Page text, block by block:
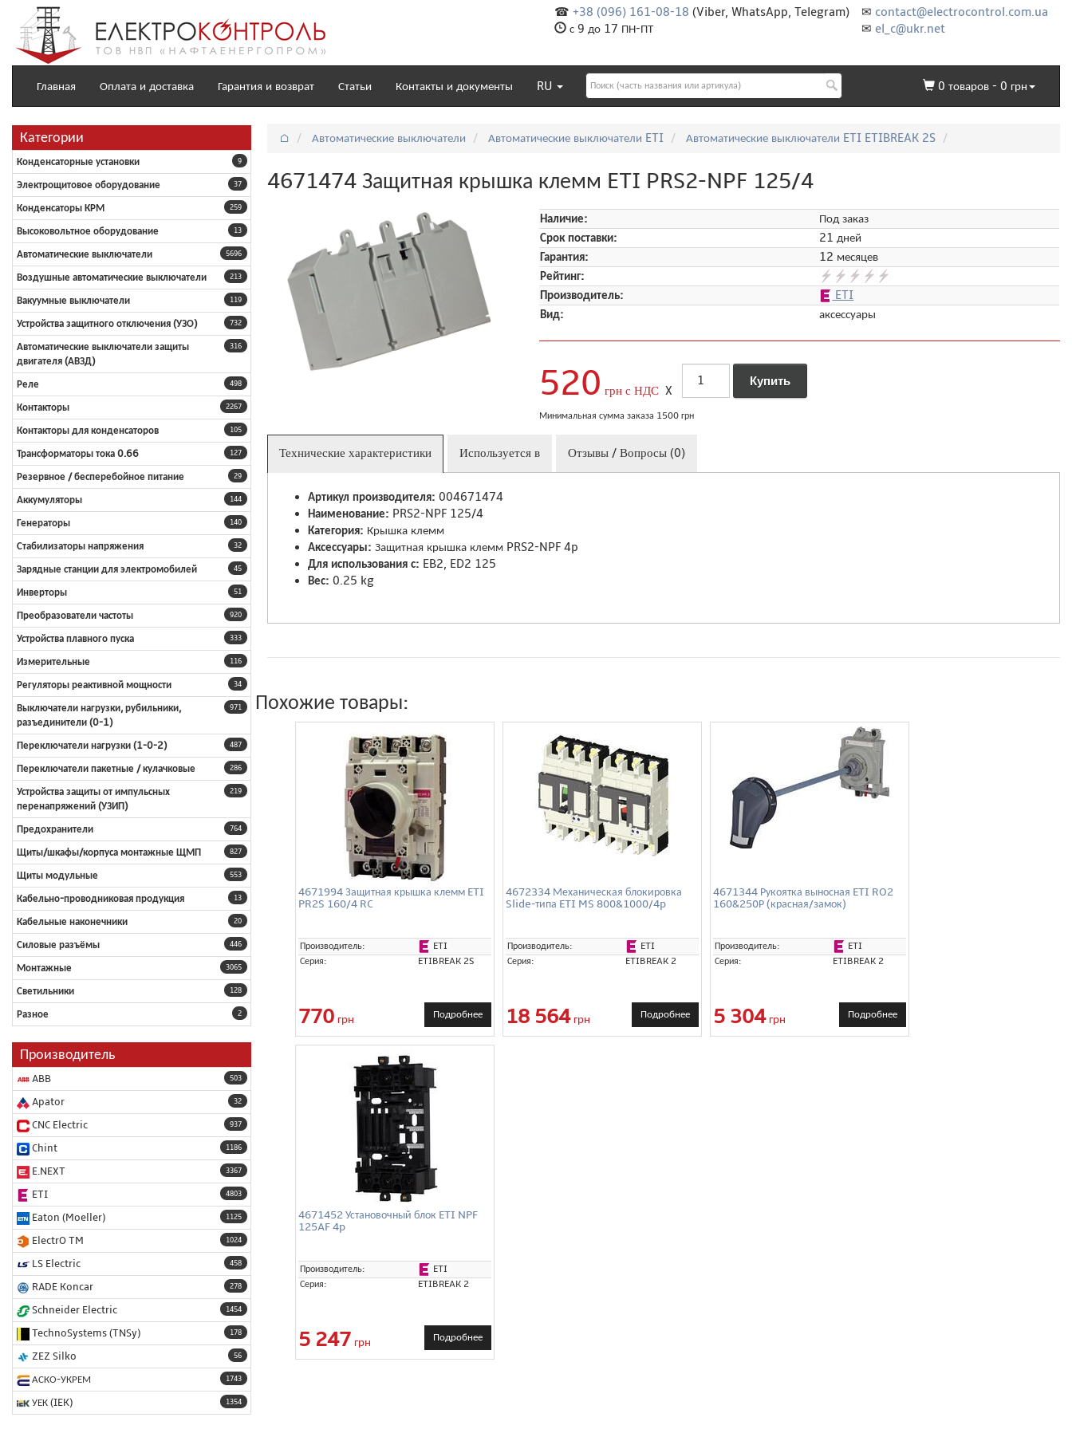
✉ contact@electrocontrol.com.ua
✉ el_c@ukr.net
☎ +38 (096) 161-08-18 (Viber, WhatsApp, Telegram)
с 9 до 17 ПН-ПТ
Главная Оплата и доставка Гарантия и возврат Статьи Контакты и документы RU 0 товаров - 0 грн
Категории
9
Конденсаторные установки
37
Электрощитовое оборудование
259
Конденсаторы КРМ
13
Высоковольтное оборудование
5696
Автоматические выключатели
213
Воздушные автоматические выключатели
119
Вакуумные выключатели
732
Устройства защитного отключения (УЗО)
316
Автоматические выключатели защиты
двигателя (АВЗД)
498
Реле
2267
Контакторы
105
Контакторы для конденсаторов
127
Трансформаторы тока 0.66
29
Резервное / бесперебойное питание
144
Аккумуляторы
140
Генераторы
32
Стабилизаторы напряжения
45
Зарядные станции для электромобилей
51
Инверторы
920
Преобразователи частоты
333
Устройства плавного пуска
116
Измерительные
34
Регуляторы реактивной мощности
971
Выключатели нагрузки, рубильники,
разъединители (0-1)
487
Переключатели нагрузки (1-0-2)
286
Переключатели пакетные / кулачковые
219
Устройства защиты от импульсных
перенапряжений (УЗИП)
764
Предохранители
827
Щиты/шкафы/корпуса монтажные ЩМП
553
Щиты модульные
13
Кабельно-проводниковая продукция
20
Кабельные наконечники
446
Силовые разъёмы
3065
Монтажные
128
Светильники
2
Разное
Производитель
503
ABB
32
Apator
937
CNC Electric
1186
Chint
3367
E.NEXT
4803
ETI
1125
Eaton (Moeller)
1024
ElectrO TM
458
LS Electric
278
RADE Koncar
1454
Schneider Electric
178
TechnoSystems (TNSy)
56
ZEZ Silko
1743
АСКО-УКРЕМ
1354
УЕК (IEK)
⌂ Автоматические выключатели Автоматические выключатели ETI Автоматические выключатели ETI ETIBREAK 2S
4671474 Защитная крышка клемм ETI PRS2-NPF 125/4
Наличие:
Под заказ
Срок поставки:
21 дней
Гарантия:
12 месяцев
Рейтинг:
Производитель:
ETI
Вид:
аксессуары
520 грн с НДС X
Минимальная сумма заказа 1500 грн
Технические характеристики Используется в Отзывы / Вопросы (0)
Артикул производителя: 004671474
Наименование: PRS2-NPF 125/4
Категория: Крышка клемм
Аксессуары: Защитная крышка клемм PRS2-NPF 4p
Для использования с: EB2, ED2 125
Вес: 0.25 kg
Похожие товары:
4671994 Защитная крышка клемм ETI
PR2S 160/4 RC
Производитель:
ETI
Серия:
ETIBREAK 2S
770 грн Подробнее
4672334 Механическая блокировка
Slide-типа ETI MS 800&1000/4p
Производитель:
ETI
Серия:
ETIBREAK 2
18 564грн Подробнее
4671344 Рукоятка выносная ETI RO2
160&250Р (красная/замок)
Производитель:
ETI
Серия:
ETIBREAK 2
5 304грн Подробнее
4671452 Установочный блок ETI NPF
125AF 4p
Производитель:
ETI
Серия:
ETIBREAK 2
5 247 грн Подробнее